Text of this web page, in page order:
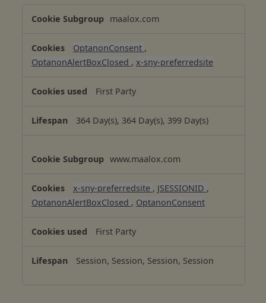
maalox.com
OptanonConsent ,
OptanonAlertBoxClosed , x-sny-preferredsite
First Party
364 Day(s), 364 Day(s), 399 Day(s)
www.maalox.com
x-sny-preferredsite , JSESSIONID ,
OptanonAlertBoxClosed , OptanonConsent
First Party
Session, Session, Session, Session